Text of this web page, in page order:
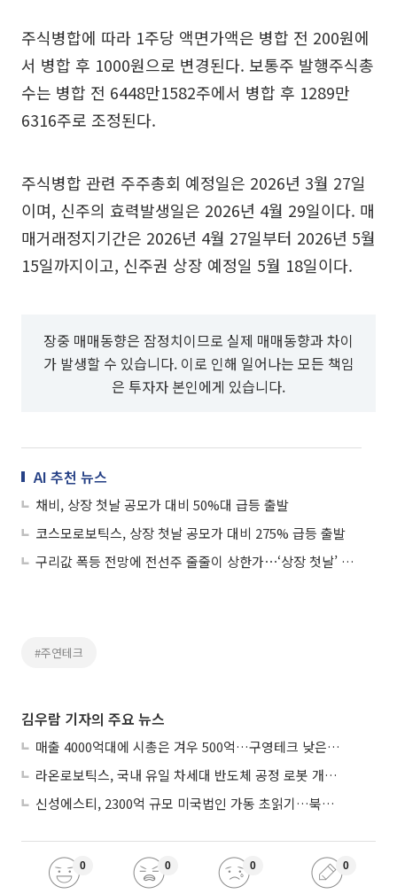
주식병합에 따라 1주당 액면가액은 병합 전 200원에
서 병합 후 1000원으로 변경된다. 보통주 발행주식총
수는 병합 전 6448만1582주에서 병합 후 1289만
6316주로 조정된다.
주식병합 관련 주주총회 예정일은 2026년 3월 27일
이며, 신주의 효력발생일은 2026년 4월 29일이다. 매
매거래정지기간은 2026년 4월 27일부터 2026년 5월
15일까지이고, 신주권 상장 예정일 5월 18일이다.
장중 매매동향은 잠정치이므로 실제 매매동향과 차이
가 발생할 수 있습니다. 이로 인해 일어나는 모든 책임
은 투자자 본인에게 있습니다.
AI 추천 뉴스
채비, 상장 첫날 공모가 대비 50%대 급등 출발
코스모로보틱스, 상장 첫날 공모가 대비 275% 급등 출발
구리값 폭등 전망에 전선주 줄줄이 상한가⋯‘상장 첫날’ 채비는 83%↑
#주연테크
김우람 기자의 주요 뉴스
매출 4000억대에 시총은 겨우 500억…구영테크 낮은 몸값에 저가 승계 마무리
라온로보틱스, 국내 유일 차세대 반도체 공정 로봇 개발 ‘고객사 테스트 진행’
신성에스티, 2300억 규모 미국법인 가동 초읽기…북미 ESS 공략 본격화
0 0 0 0